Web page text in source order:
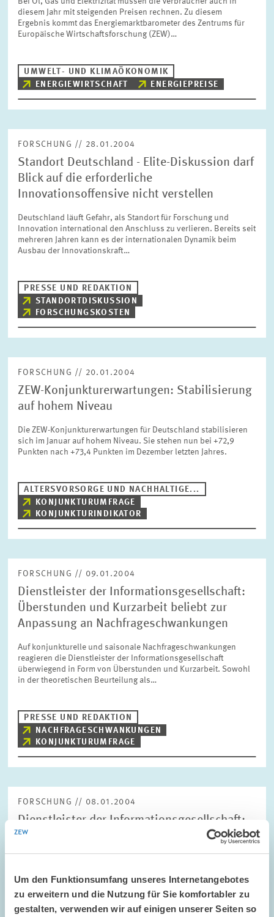
Um den Funktionsumfang unseres Internetangebotes
zu erweitern und die Nutzung für Sie komfortabler zu
gestalten, verwenden wir auf einigen unserer Seiten so
diesem Jahr mit steigenden Preisen rechnen. Zu diesem
Ergebnis kommt das Energiemarktbarometer des Zentrums für
Europäische Wirtschaftsforschung (ZEW)…
UMWELT- UND KLIMAÖKONOMIK
ENERGIEWIRTSCHAFT
ENERGIEPREISE
FORSCHUNG // 28.01.2004
Standort Deutschland - Elite-Diskussion darf
Blick auf die erforderliche
Innovationsoffensive nicht verstellen
Deutschland läuft Gefahr, als Standort für Forschung und
Innovation international den Anschluss zu verlieren. Bereits seit
mehreren Jahren kann es der internationalen Dynamik beim
Ausbau der Innovationskraft…
PRESSE UND REDAKTION
STANDORTDISKUSSION
FORSCHUNGSKOSTEN
FORSCHUNG // 20.01.2004
ZEW-Konjunkturerwartungen: Stabilisierung
auf hohem Niveau
Die ZEW-Konjunkturerwartungen für Deutschland stabilisieren
sich im Januar auf hohem Niveau. Sie stehen nun bei +72,9
Punkten nach +73,4 Punkten im Dezember letzten Jahres.
ALTERSVORSORGE UND NACHHALTIGE...
KONJUNKTURUMFRAGE
KONJUNKTURINDIKATOR
FORSCHUNG // 09.01.2004
Dienstleister der Informationsgesellschaft:
Überstunden und Kurzarbeit beliebt zur
Anpassung an Nachfrageschwankungen
Auf konjunkturelle und saisonale Nachfrageschwankungen
reagieren die Dienstleister der Informationsgesellschaft
überwiegend in Form von Überstunden und Kurzarbeit. Sowohl
in der theoretischen Beurteilung als…
PRESSE UND REDAKTION
NACHFRAGESCHWANKUNGEN
KONJUNKTURUMFRAGE
FORSCHUNG // 08.01.2004
Dienstleister der Informationsgesellschaft:
Gute Konjunktur setzt sich fort
Informationsgesellschaft heraus. Der neue Indikator ZEW-IDI
basiert auf der ZEW/Creditreform Konjunkturumfrage bei…